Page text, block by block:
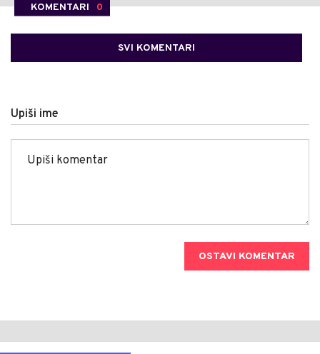
KOMENTARI 0
SVI KOMENTARI
Upiši ime
OSTAVI KOMENTAR